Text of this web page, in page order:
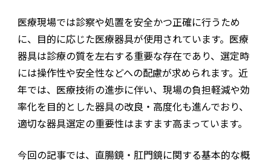
医療現場では診察や処置を安全かつ正確に行うため
に、目的に応じた医療器具が使用されています。医療
器具は診療の質を左右する重要な存在であり、選定時
には操作性や安全性などへの配慮が求められます。近
年では、医療技術の進歩に伴い、現場の負担軽減や効
率化を目的とした器具の改良・高度化も進んでおり、
適切な器具選定の重要性はますます高まっています。
今回の記事では、直腸鏡・肛門鏡に関する基本的な概